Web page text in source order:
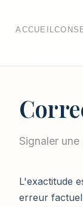
ACCUEIL
Signaler
L'exactitude
erreur